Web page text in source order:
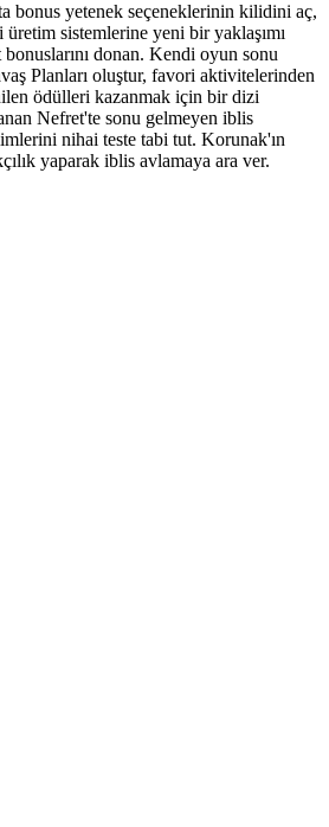
bonus yetenek seçeneklerinin kilidini aç,
sistemlerine yeni bir yaklaşımı
bonuslarını donan. Kendi oyun sonu
Planları oluştur, favori aktivitelerinden
ödülleri kazanmak için bir dizi
Nefret'te sonu gelmeyen iblis
nihai teste tabi tut. Korunak'ın
yaparak iblis avlamaya ara ver.